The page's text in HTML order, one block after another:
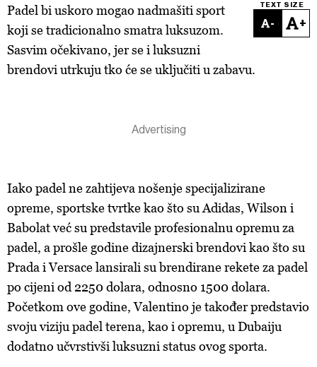
TEXT SIZE
- +
Padel bi uskoro mogao nadmašiti sport
koji se tradicionalno smatra luksuzom.
Sasvim očekivano, jer se i luksuzni
brendovi utrkuju tko će se uključiti u zabavu.
Iako padel ne zahtijeva nošenje specijalizirane
opreme, sportske tvrtke kao što su Adidas, Wilson i
Babolat već su predstavile profesionalnu opremu za
padel, a prošle godine dizajnerski brendovi kao što su
Prada i Versace lansirali su brendirane rekete za padel
po cijeni od 2250 dolara, odnosno 1500 dolara.
Početkom ove godine, Valentino je također predstavio
svoju viziju padel terena, kao i opremu, u Dubaiju
dodatno učvrstivši luksuzni status ovog sporta.